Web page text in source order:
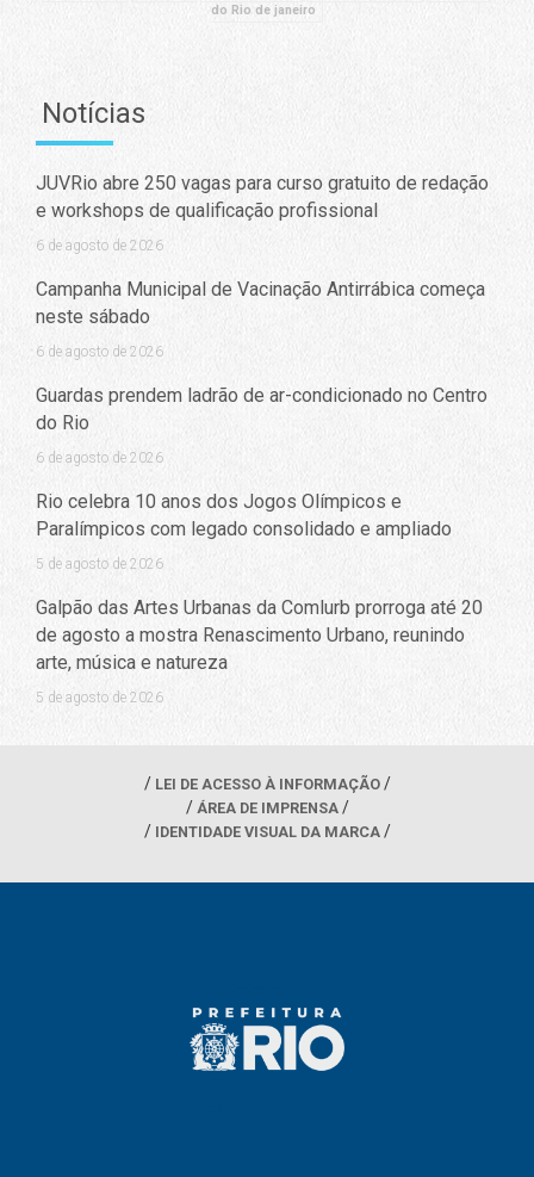
do Rio de janeiro
Notícias
JUVRio abre 250 vagas para curso gratuito de redação
e workshops de qualificação profissional
6 de agosto de 2026
Campanha Municipal de Vacinação Antirrábica começa
neste sábado
6 de agosto de 2026
Guardas prendem ladrão de ar-condicionado no Centro
do Rio
6 de agosto de 2026
Rio celebra 10 anos dos Jogos Olímpicos e
Paralímpicos com legado consolidado e ampliado
5 de agosto de 2026
Galpão das Artes Urbanas da Comlurb prorroga até 20
de agosto a mostra Renascimento Urbano, reunindo
arte, música e natureza
5 de agosto de 2026
LEI DE ACESSO À INFORMAÇÃO
ÁREA DE IMPRENSA
IDENTIDADE VISUAL DA MARCA